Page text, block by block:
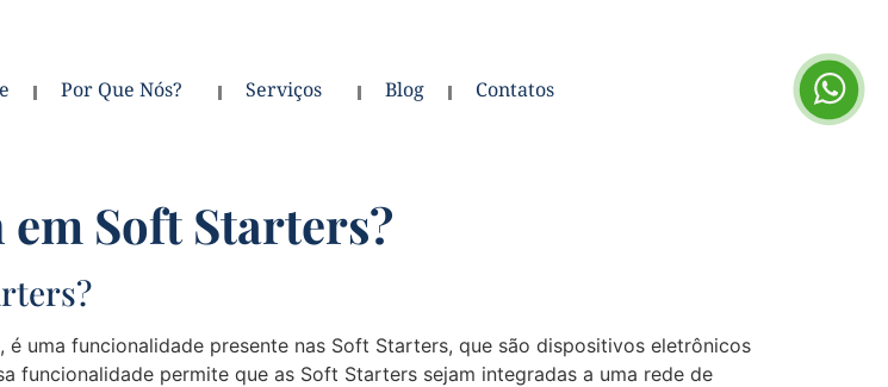
Por Que Nós? Serviços Blog Contatos
Soft Starters?
uma funcionalidade presente nas Soft Starters, que são dispositivos eletrônicos
funcionalidade permite que as Soft Starters sejam integradas a uma rede de